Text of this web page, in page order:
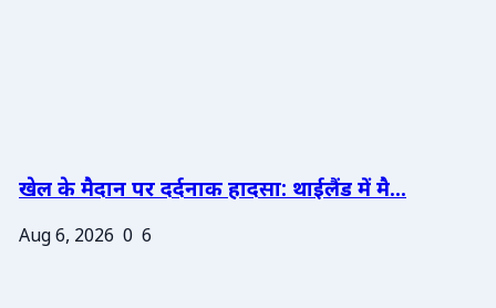
खेल के मैदान पर दर्दनाक हादसा: थाईलैंड में मै...
Aug 6, 2026 0 6